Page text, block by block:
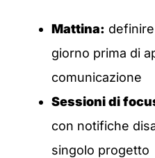
Mattina:
giorno prima di
comunicazione
Sessioni di
con notifiche
singolo progetto